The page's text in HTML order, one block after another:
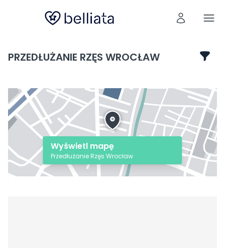
PRZEDŁUŻANIE RZĘS WROCŁAW
Wyświetl mapę
Przedłużanie Rzęs Wrocław